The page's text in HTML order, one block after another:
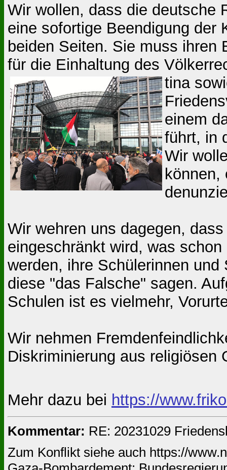
Wir wollen, dass die deutsche
eine sofortige Beendigung der
beiden Seiten. Sie muss ihren
für die Einhaltung des
tina
einem
führt, in
Wir
können,
Wir wehren uns dagegen,
eingeschränkt wird, was
werden, ihre Schülerinnen
diese "das Falsche" sagen.
Schulen ist es vielmehr,
Wir nehmen
Diskriminierung aus religiösen
Mehr dazu bei https://
Kommentar: RE: 20231029
Zum Konflikt siehe auch https://